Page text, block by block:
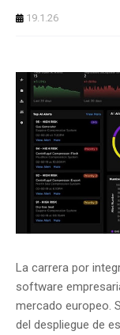
19.1.26
La carrera por
software
mercado europeo.
del despliegue de